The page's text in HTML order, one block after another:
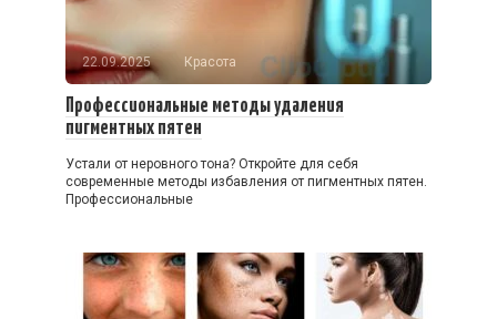
22.09.2025 Красота
Профессиональные методы удаления
пигментных пятен
Устали от неровного тона? Откройте для себя
современные методы избавления от пигментных пятен.
Профессиональные